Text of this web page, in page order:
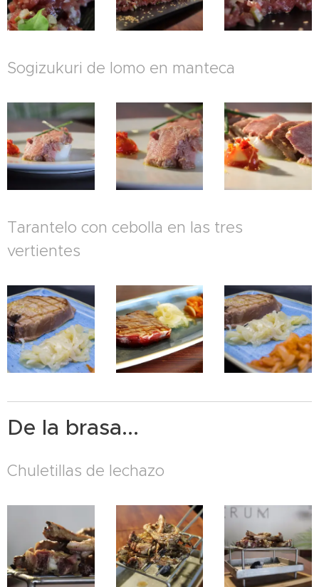
Sogizukuri de lomo en manteca
Tarantelo con cebolla en las tres
vertientes
De la brasa...
Chuletillas de lechazo